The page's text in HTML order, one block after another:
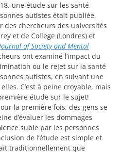
une étude sur les santé
autistes était publiée,
des chercheurs des universités
et de College (Londres) et
of Society and Mental
ont examiné l’impact du
ou le rejet sur la santé
autistes, en suivant une
C’est à peine croyable, mais
étude sur le sujet!
la première fois, des gens se
d’évaluer les dommages
subie par les personnes
de l’étude est simple et
traditionnellement que